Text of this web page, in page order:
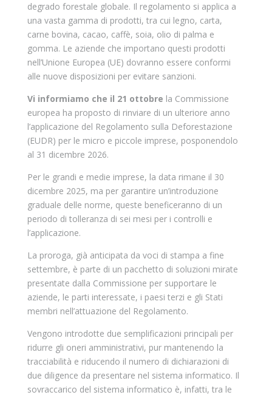
degrado forestale globale. Il regolamento si applica a
una vasta gamma di prodotti, tra cui legno, carta,
carne bovina, cacao, caffè, soia, olio di palma e
gomma. Le aziende che importano questi prodotti
nell’Unione Europea (UE) dovranno essere conformi
alle nuove disposizioni per evitare sanzioni.
Vi informiamo che il 21 ottobre la Commissione
europea ha proposto di rinviare di un ulteriore anno
l’applicazione del Regolamento sulla Deforestazione
(EUDR) per le micro e piccole imprese, posponendolo
al 31 dicembre 2026.
Per le grandi e medie imprese, la data rimane il 30
dicembre 2025, ma per garantire un’introduzione
graduale delle norme, queste beneficeranno di un
periodo di tolleranza di sei mesi per i controlli e
l’applicazione.
La proroga, già anticipata da voci di stampa a fine
settembre, è parte di un pacchetto di soluzioni mirate
presentate dalla Commissione per supportare le
aziende, le parti interessate, i paesi terzi e gli Stati
membri nell’attuazione del Regolamento.
Vengono introdotte due semplificazioni principali per
ridurre gli oneri amministrativi, pur mantenendo la
tracciabilità e riducendo il numero di dichiarazioni di
due diligence da presentare nel sistema informatico. Il
sovraccarico del sistema informatico è, infatti, tra le